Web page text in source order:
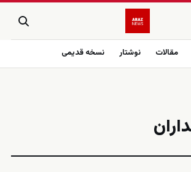
مقالات نوشتار نسخه قدیمی